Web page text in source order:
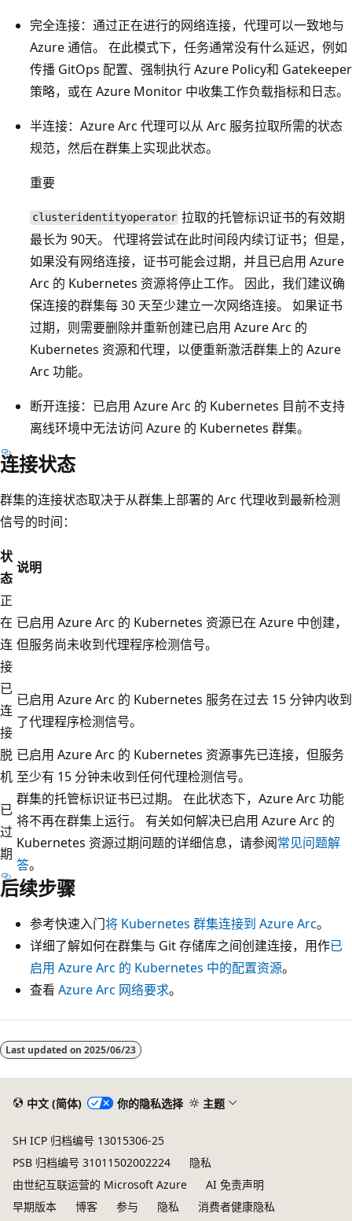
完全连接：通过正在进行的网络连接，代理可以一致地与
Azure 通信。 在此模式下，任务通常没有什么延迟，例如
传播 GitOps 配置、强制执行 Azure Policy和 Gatekeeper
策略，或在 Azure Monitor 中收集工作负载指标和日志。
半连接：Azure Arc 代理可以从 Arc 服务拉取所需的状态
规范，然后在群集上实现此状态。
重要
clusteridentityoperator 拉取的托管标识证书的有效期
最长为 90天。 代理将尝试在此时间段内续订证书；但是，
如果没有网络连接，证书可能会过期，并且已启用 Azure
Arc 的 Kubernetes 资源将停止工作。 因此，我们建议确
保连接的群集每 30 天至少建立一次网络连接。 如果证书
过期，则需要删除并重新创建已启用 Azure Arc 的
Kubernetes 资源和代理，以便重新激活群集上的 Azure
Arc 功能。
断开连接：已启用 Azure Arc 的 Kubernetes 目前不支持
离线环境中无法访问 Azure 的 Kubernetes 群集。
连接状态
群集的连接状态取决于从群集上部署的 Arc 代理收到最新检测
信号的时间：
状
态
说明
正
在
连
接
已启用 Azure Arc 的 Kubernetes 资源已在 Azure 中创建，
但服务尚未收到代理程序检测信号。
已
连
接
已启用 Azure Arc 的 Kubernetes 服务在过去 15 分钟内收到
了代理程序检测信号。
脱
机
已启用 Azure Arc 的 Kubernetes 资源事先已连接，但服务
至少有 15 分钟未收到任何代理检测信号。
已
过
期
群集的托管标识证书已过期。 在此状态下，Azure Arc 功能
将不再在群集上运行。 有关如何解决已启用 Azure Arc 的
Kubernetes 资源过期问题的详细信息，请参阅常见问题解
答。
后续步骤
参考快速入门将 Kubernetes 群集连接到 Azure Arc。
详细了解如何在群集与 Git 存储库之间创建连接，用作已
启用 Azure Arc 的 Kubernetes 中的配置资源。
查看 Azure Arc 网络要求。
阅
读Last updated on 2025/06/23
中文 (简体) 你的隐私选择 主题
SH ICP 归档编号 13015306-25
PSB 归档编号 31011502002224
隐私
由世纪互联运营的 Microsoft Azure
AI 免责声明
早期版本
博客 参与 隐私 消费者健康隐私